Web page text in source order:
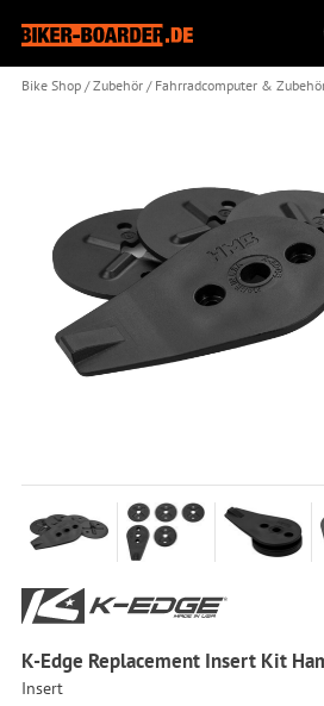
Bike Shop Zubehör Fahrradcomputer &
K-Edge Replacement Insert Kit
Insert